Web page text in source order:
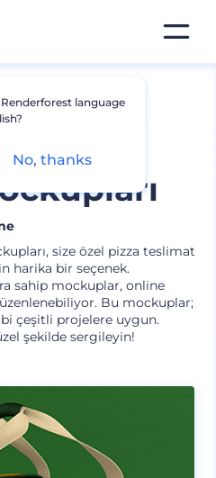
size özel pizza teslimat
harika bir seçenek.
sahip mockuplar, online
Bu mockuplar;
çeşitli projelere uygun.
şekilde sergileyin!
language
No, thanks